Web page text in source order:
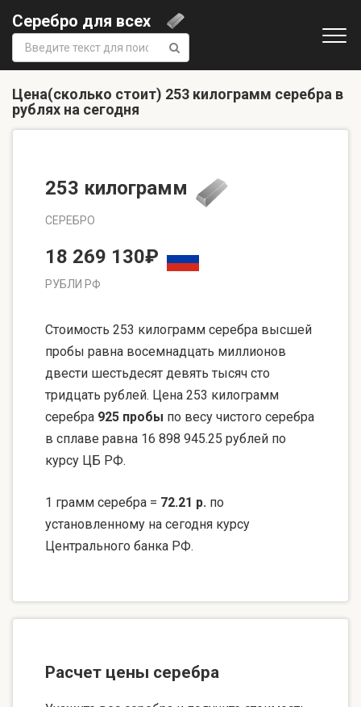
Серебро для всех
Поиск:
Цена(сколько стоит) 253 килограмм серебра в
рублях на сегодня
253 килограмм
СЕРЕБРО
18 269 130₽
РУБЛИ РФ
Стоимость 253 килограмм серебра высшей
пробы равна восемнадцать миллионов
двести шестьдесят девять тысяч сто
тридцать рублей. Цена 253 килограмм
серебра 925 пробы по весу чистого серебра
в сплаве равна 16 898 945.25 рублей по
курсу ЦБ РФ.
1 грамм серебра = 72.21 р. по
установленному на сегодня курсу
Центрального банка РФ.
Расчет цены серебра